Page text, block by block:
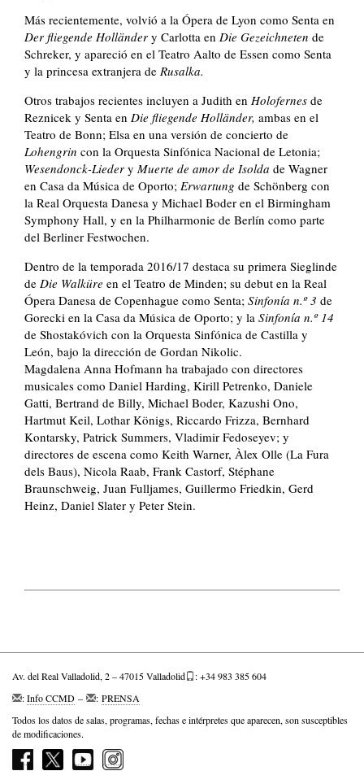
Más recientemente, volvió a la Ópera de Lyon como Senta en
Der fliegende Holländer y Carlotta en Die Gezeichneten de
Schreker, y apareció en el Teatro Aalto de Essen como Senta
y la princesa extranjera de Rusalka.
Otros trabajos recientes incluyen a Judith en Holofernes de
Reznicek y Senta en Die fliegende Holländer, ambas en el
Teatro de Bonn; Elsa en una versión de concierto de
Lohengrin con la Orquesta Sinfónica Nacional de Letonia;
Wesendonck-Lieder y Muerte de amor de Isolda de Wagner
en Casa da Música de Oporto; Erwartung de Schönberg con
la Real Orquesta Danesa y Michael Boder en el Birmingham
Symphony Hall, y en la Philharmonie de Berlín como parte
del Berliner Festwochen.
Dentro de la temporada 2016/17 destaca su primera Sieglinde
de Die Walküre en el Teatro de Minden; su debut en la Real
Ópera Danesa de Copenhague como Senta; Sinfonía n.º 3 de
Gorecki en la Casa da Música de Oporto; y la Sinfonía n.º 14
de Shostakóvich con la Orquesta Sinfónica de Castilla y
León, bajo la dirección de Gordan Nikolic.
Magdalena Anna Hofmann ha trabajado con directores
musicales como Daniel Harding, Kirill Petrenko, Daniele
Gatti, Bertrand de Billy, Michael Boder, Kazushi Ono,
Hartmut Keil, Lothar Königs, Riccardo Frizza, Bernhard
Kontarsky, Patrick Summers, Vladimir Fedoseyev; y
directores de escena como Keith Warner, Àlex Olle (La Fura
dels Baus), Nicola Raab, Frank Castorf, Stéphane
Braunschweig, Juan Fulljames, Guillermo Friedkin, Gerd
Heinz, Daniel Slater y Peter Stein.
Av. del Real Valladolid, 2 – 47015 Valladolid
: +34 983 385 604
:Info CCMD – : PRENSA
Todos los datos de salas, programas, fechas e intérpretes que aparecen, son susceptibles
de modificaciones.